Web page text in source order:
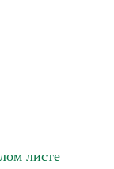
листе